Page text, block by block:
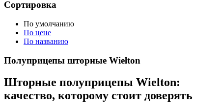
Сортировка
По умолчанию
По цене
По названию
Полуприцепы шторные Wielton
Шторные полуприцепы Wielton:
качество, которому стоит доверять